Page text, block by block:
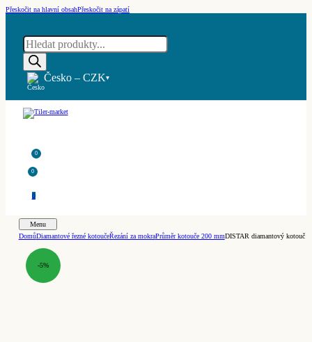
Přeskočit na hlavní obsahPřeskočit na zápatí
Products
search
Česko – CZK▾
0
0
0
Menu
DomůDiamantové řezné kotoučeŘezání za mokraPrůměr kotouče 200 mmDISTAR diamantový kotouč
-5%